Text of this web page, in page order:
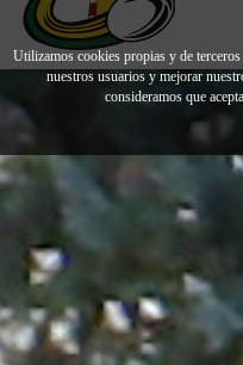
Utilizamos cookies propias y de
nuestros usuarios y mejorar
consideramos que